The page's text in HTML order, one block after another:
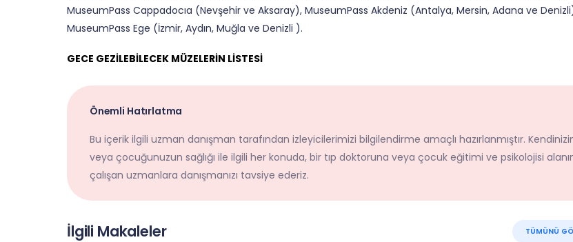
MuseumPass Cappadocıa (Nevşehir ve Aksaray), MuseumPass Akdeniz (Antalya, Mersin, Adana ve
MuseumPass Ege (İzmir, Aydın, Muğla ve Denizli ).
GECE GEZİLEBİLECEK MÜZELERİN LİSTESİ
Önemli Hatırlatma
Bu içerik ilgili uzman danışman tarafından izleyicilerimizi bilgilendirme amaçlı hazırlanmıştır.
veya çocuğunuzun sağlığı ile ilgili her konuda, bir tıp doktoruna veya çocuk eğitimi ve psikolojisi
çalışan uzmanlara danışmanızı tavsiye ederiz.
İlgili Makaleler TÜMÜNÜ